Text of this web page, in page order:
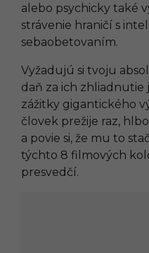
alebo psychicky také
strávenie hraničí s
sebaobetovaním.
Vyžadujú si tvoju
daň za ich zhliadnutie
zážitky gigantického
človek prežije raz,
a povie si, že mu to
týchto 8 filmových
presvedčí.